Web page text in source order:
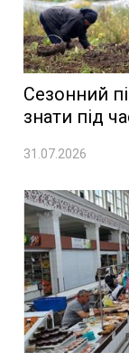
Сезонний
знати під
31.07.2026